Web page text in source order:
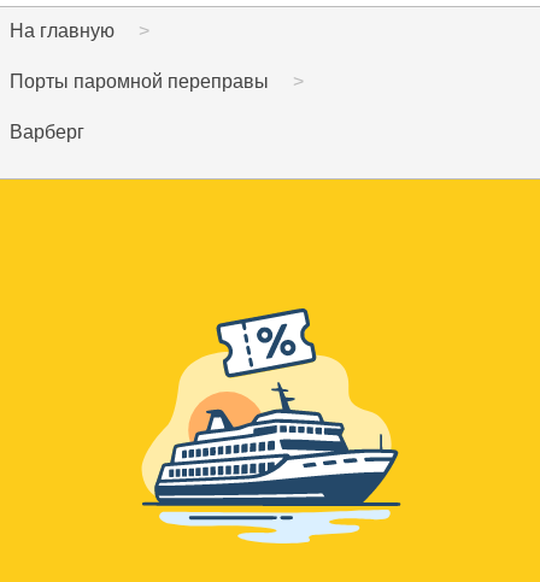
На главную
Порты паромной переправы
Варберг